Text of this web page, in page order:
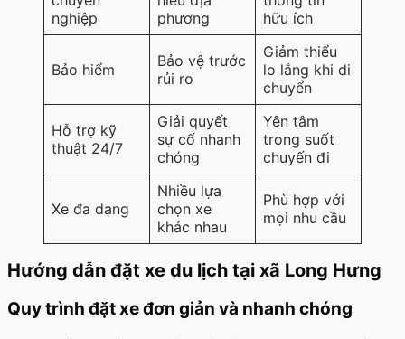
nghiệp
phương
hữu ích
Bảo hiểm
Bảo vệ trước
rủi ro
Giảm thiểu
lo lắng khi di
chuyển
Hỗ trợ kỹ
thuật 24/7
Giải quyết
sự cố nhanh
chóng
Yên tâm
trong suốt
chuyến đi
Xe đa dạng
Nhiều lựa
chọn xe
khác nhau
Phù hợp với
mọi nhu cầu
Hướng dẫn đặt xe du lịch tại xã Long Hưng
Quy trình đặt xe đơn giản và nhanh chóng